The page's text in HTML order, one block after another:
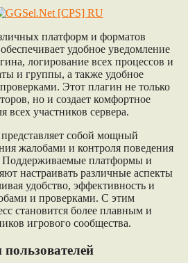
платформ и форматов
удобное уведомление
логирование всех процессов и
и группы, а также удобное
Этот плагин не только
но и создает комфортное
всех участников сервера.
собой мощный
жалобами и контроля поведения
Поддерживаемые платформы и
настраивать различные аспекты
удобство, эффективность и
и проверками. С этим
становится более плавным и
игрового сообщества.